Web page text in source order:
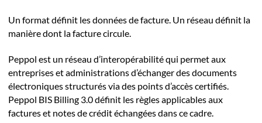
Un format définit les données de facture. Un réseau définit la
manière dont la facture circule.
Peppol est un réseau d’interopérabilité qui permet aux
entreprises et administrations d’échanger des documents
électroniques structurés via des points d’accès certifiés.
Peppol BIS Billing 3.0 définit les règles applicables aux
factures et notes de crédit échangées dans ce cadre.